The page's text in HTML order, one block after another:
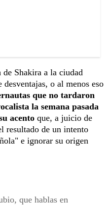
de Shakira a la ciudad
o al menos eso
que no tardaron
la semana pasada
acento que, a juicio de
resultado de un intento
e ignorar su origen
que hablas en